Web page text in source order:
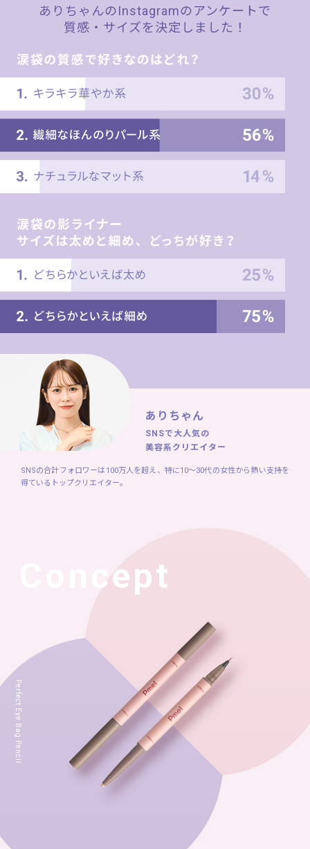
ありちゃんのInstagramのアンケートで
質感・サイズを決定しました！
ありちゃん
SNSで大人気の
美容系クリエイター
SNSの合計フォロワーは100万人を超え、特に10～30代の女性から熱い支持を
得ているトップクリエイター。
Concept
Perfect Eye Bag Pencil